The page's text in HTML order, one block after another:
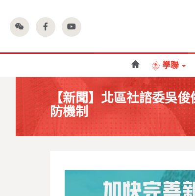
學聯
【新聞】北區社諮委吳
防機制